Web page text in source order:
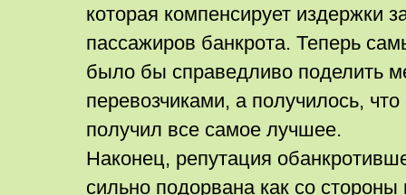
которая компенсирует издержки
пассажиров банкрота. Теперь
было бы справедливо поделить
перевозчиками, а получилось,
получил все самое лучшее.
Наконец, репутация
сильно подорвана как со стороны